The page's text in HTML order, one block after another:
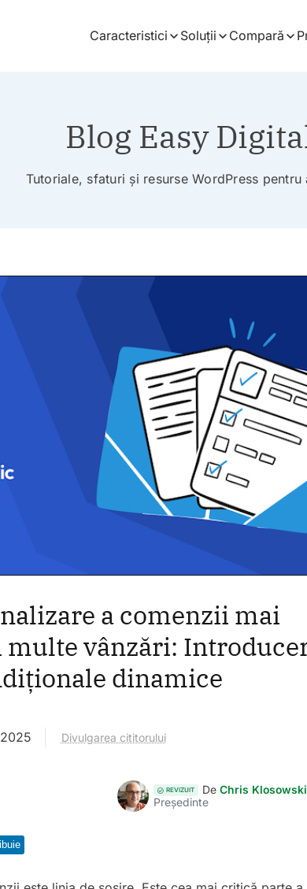
Caracteristici Soluții Compară
Blog Easy
Tutoriale, sfaturi și resurse WordPress
a comenzii mai
vânzări:
dinamice
Divulgarea cititorului
REVIZUIT De Chris Klosowski
Președinte